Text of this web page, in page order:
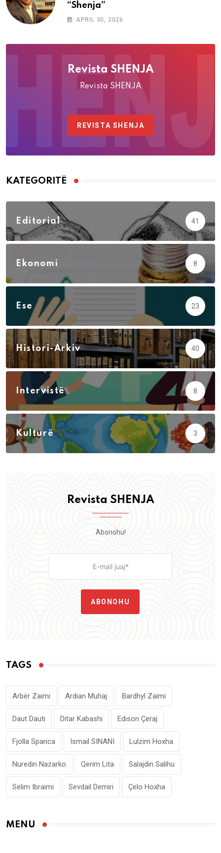
“Shenja”
APRIL 30, 2026
Revista SHENJA
Revista SHENJA
REVISTA SHENJA
KATEGORITË
Editorial 41
Ekonomi 8
Ese 23
Histori-Arkiv 40
Intervistë 8
Kulturë 3
Revista SHENJA
Abonohu!
ABONOHU
TAGS
Arbër Zaimi Ardian Muhaj Bardhyl Zaimi
Daut Dauti Ditar Kabashi Edison Çeraj
Fjolla Spanca Ismail SINANI Lulzim Hoxha
Nuredin Nazarko Qerim Lita Salajdin Salihu
Selim Ibraimi Sevdail Demiri Çelo Hoxha
MENU